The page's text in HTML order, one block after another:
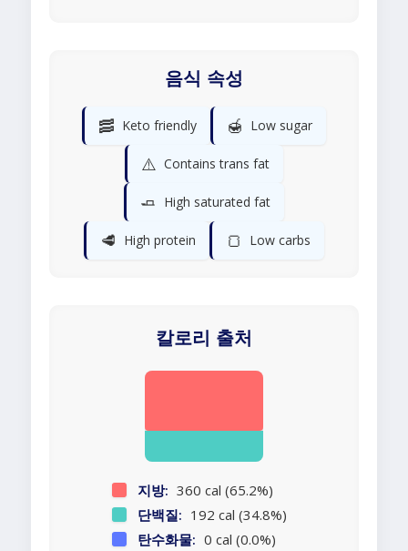
음식 속성
🥓 Keto friendly 🍯 Low sugar
⚠️ Contains trans fat
🧈 High saturated fat
🥩 High protein 🍞 Low carbs
칼로리 출처
지방: 360 cal (65.2%)
단백질: 192 cal (34.8%)
탄수화물: 0 cal (0.0%)